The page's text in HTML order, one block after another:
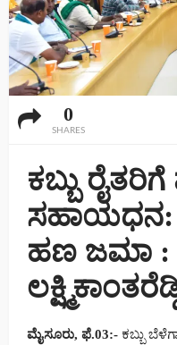
0
SHARES
ಕಬ್ಬು
ಸಹಾಯಧನ:
ಹಣ ಜಮಾ :
ಮೈಸೂರು, ಫೆ.03:- ಕಬ್ಬು